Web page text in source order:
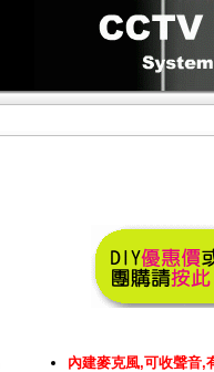
內建麥克風,可收聲音,